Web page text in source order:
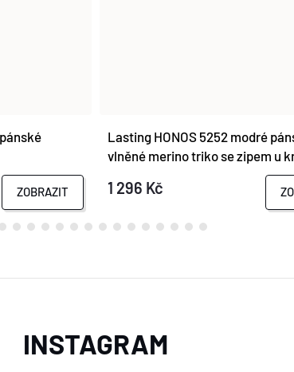
ZOBRAZIT
Lasting HONOS 5252 modré
vlněné merino triko se zipem u
1 296 Kč
INSTAGRAM